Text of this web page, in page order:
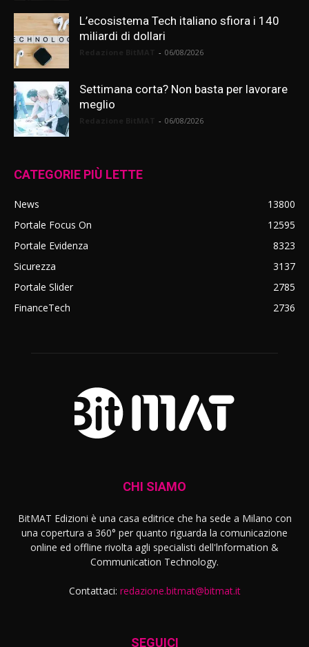
L’ecosistema Tech italiano sfiora i 140
miliardi di dollari
- 06/08/2026
Settimana corta? Non basta per lavorare
meglio
- 06/08/2026
CATEGORIE PIÙ LETTE
News
13800
Portale Focus On
12595
Portale Evidenza
8323
Sicurezza
3137
Portale Slider
2785
FinanceTech
2736
CHI SIAMO
BitMAT Edizioni è una casa editrice che ha sede a Milano con
una copertura a 360° per quanto riguarda la comunicazione
online ed offline rivolta agli specialisti dell'lnformation &
Communication Technology.
Contattaci: redazione.bitmat@bitmat.it
SEGUICI